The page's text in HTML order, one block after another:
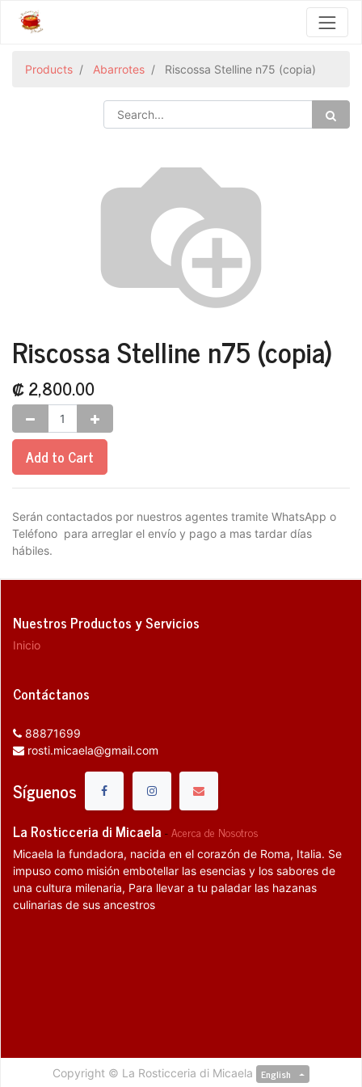
Products Abarrotes Riscossa Stelline n75 (copia)
Riscossa Stelline n75 (copia)
₡2,800.00
Add to Cart
Serán contactados por nuestros agentes tramite WhatsApp o
Teléfono para arreglar el envío y pago a mas tardar días
hábiles.
Nuestros Productos y Servicios
Inicio
Contáctanos
88871699
rosti.micaela@gmail.com
Síguenos
La Rosticceria di Micaela -Acerca de Nosotros
Micaela la fundadora, nacida en el corazón de Roma, Italia. Se
impuso como misión embotellar las esencias y los sabores de
una cultura milenaria, Para llevar a tu paladar las hazanas
culinarias de sus ancestros
Copyright © La Rosticceria di Micaela English